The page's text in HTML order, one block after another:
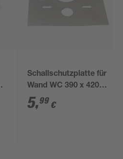
Schallschutzplatte für
Wand WC 390 x 420 x
5 mm
5,99 €